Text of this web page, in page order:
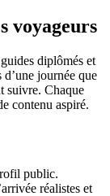
voyageurs
diplômés et
d’une journée que
suivre. Chaque
contenu aspiré.
public.
réalistes et